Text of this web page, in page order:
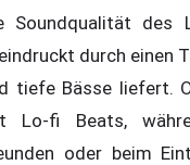
Soundqualität des
durch einen
tiefe Bässe liefert.
Lo-fi Beats,
oder beim